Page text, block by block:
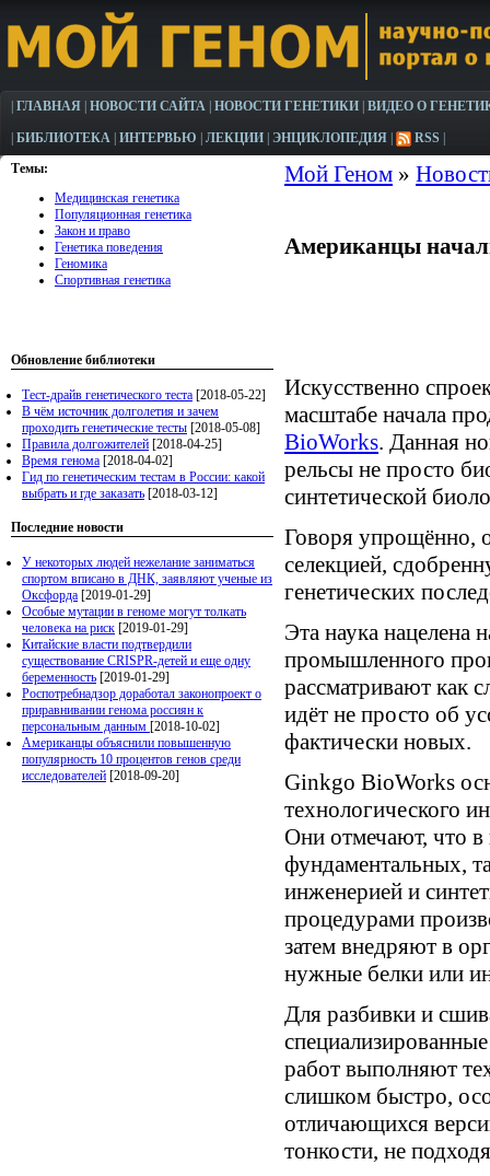
ГЛАВНАЯ НОВОСТИ САЙТА НОВОСТИ ГЕНЕТИКИ ВИДЕО О
БИБЛИОТЕКА ИНТЕРВЬЮ ЛЕКЦИИ ЭНЦИКЛОПЕДИЯ RSS
Темы:
Медицинская генетика
Популяционная генетика
Закон и право
Генетика поведения
Геномика
Спортивная генетика
Обновление библиотеки
Тест-драйв генетического теста [2018-05-22]
В чём источник долголетия и зачем
проходить генетические тесты [2018-05-08]
Правила долгожителей [2018-04-25]
Время генома [2018-04-02]
Гид по генетическим тестам в России: какой
выбрать и где заказать [2018-03-12]
Последние новости
У некоторых людей нежелание заниматься
спортом вписано в ДНК, заявляют ученые из
Оксфорда [2019-01-29]
Особые мутации в геноме могут толкать
человека на риск [2019-01-29]
Китайские власти подтвердили
существование CRISPR-детей и еще одну
беременность [2019-01-29]
Роспотребнадзор доработал законопроект о
приравнивании генома россиян к
персональным данным [2018-10-02]
Американцы объяснили повышенную
популярность 10 процентов генов среди
исследователей [2018-09-20]
Мой Геном »
Американцы
Искусственно
масштабе начала
BioWorks. Данная
рельсы не просто
синтетической
Говоря упрощённо,
селекцией,
генетических
Эта наука нацелена
промышленного
рассматривают как
идёт не просто об
фактически новых.
Ginkgo BioWorks
технологического
Они отмечают, что в
фундаментальных,
инженерией и
процедурами
затем внедряют в
нужные белки или
Для разбивки и
работ выполняют
слишком быстро,
отличающихся
тонкости, не